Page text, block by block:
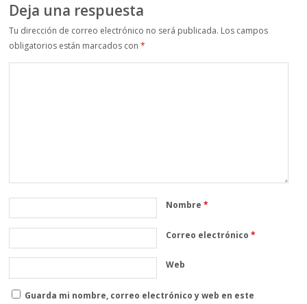
Deja una respuesta
Tu dirección de correo electrónico no será publicada. Los campos
obligatorios están marcados con*
Nombre*
Correo electrónico*
Web
Guarda mi nombre, correo electrónico y web en este